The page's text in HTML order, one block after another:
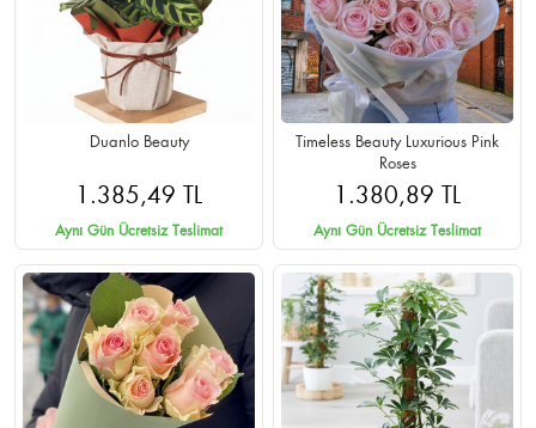
Duanlo Beauty
1.385,49 TL
Aynı Gün Ücretsiz Teslimat
Timeless Beauty Luxurious Pink
Roses
1.380,89 TL
Aynı Gün Ücretsiz Teslimat